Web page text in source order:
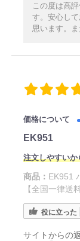
この度は高
す。安心し
思います。
価格について
EK951
注文しやすいか
商品： EK951
【全国一律送
役に立った
サイトからの